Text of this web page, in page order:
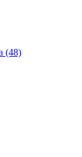
(48)